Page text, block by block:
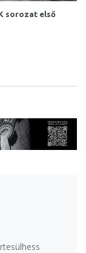
sorozat első